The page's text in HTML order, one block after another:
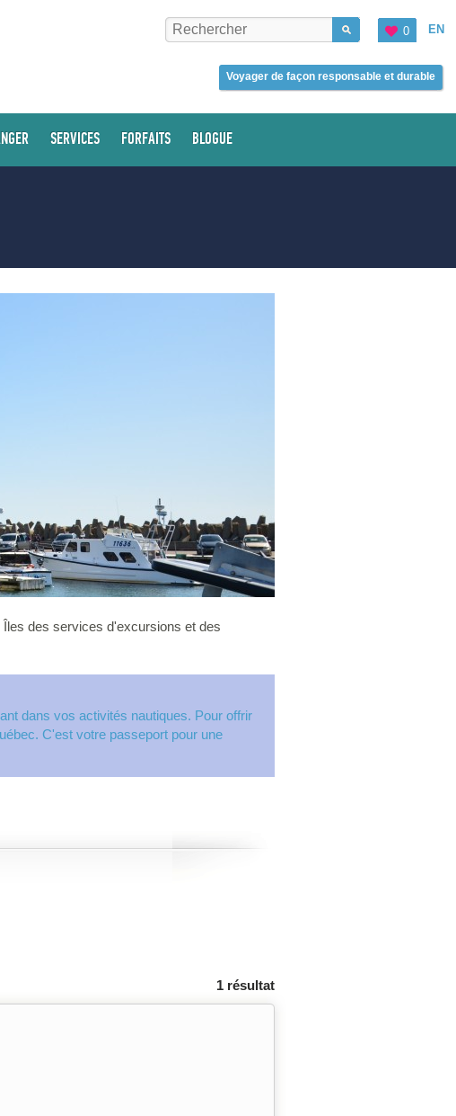
EN
0
Voyager de façon responsable et durable
SERVICES FORFAITS BLOGUE
des services d'excursions et des
dans vos activités nautiques. Pour offrir
C'est votre passeport pour une
1 résultat